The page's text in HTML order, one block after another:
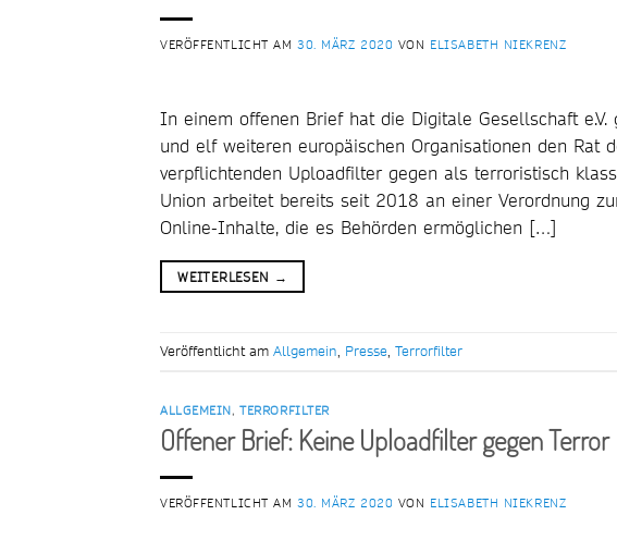
VERÖFFENTLICHT AM30. MÄRZ 2020 VON ELISABETH NIEKRENZ
In einem offenen Brief hat die Digitale Gesellschaft
und elf weiteren europäischen Organisationen den Rat
verpflichtenden Uploadfilter gegen als terroristisch
Union arbeitet bereits seit 2018 an einer Verordnung
Online-Inhalte, die es Behörden ermöglichen […]
WEITERLESEN →
Veröffentlicht am Allgemein, Presse, Terrorfilter
ALLGEMEIN,TERRORFILTER
Offener Brief: Keine Uploadfilter gegen Terror
VERÖFFENTLICHT AM30. MÄRZ 2020 VON ELISABETH NIEKRENZ